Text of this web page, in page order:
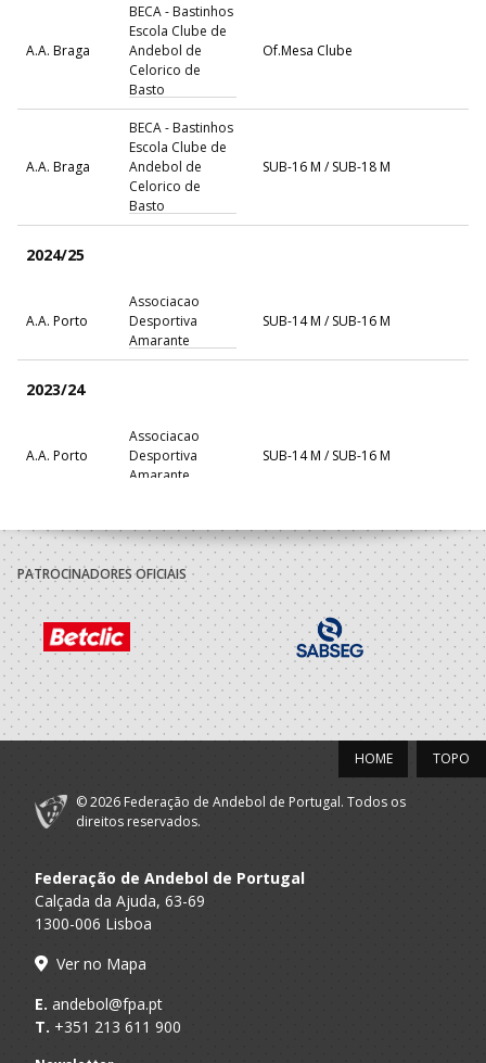
A.A. Braga
BECA - Bastinhos
Escola Clube de
Andebol de
Celorico de
Basto
Of.Mesa Clube
A.A. Braga
BECA - Bastinhos
Escola Clube de
Andebol de
Celorico de
Basto
SUB-16 M / SUB-18 M
2024/25
A.A. Porto
Associacao
Desportiva
Amarante
SUB-14 M / SUB-16 M
2023/24
A.A. Porto
Associacao
Desportiva
Amarante
SUB-14 M / SUB-16 M
A.A. Porto
Associacao
Desportiva
Amarante
Minis M / SUB-14 M
2019/20
A.A. Porto
Associacao
Desportiva
Amarante
Bambis M / Minis M
2018/19
Amarante
PATROCINADORES OFICIAIS
TOPO
HOME
© 2026 Federação de Andebol de Portugal. Todos os
direitos reservados.
Federação de Andebol de Portugal
Calçada da Ajuda, 63-69
1300-006 Lisboa
Ver no Mapa
E. andebol@fpa.pt
T. +351 213 611 900